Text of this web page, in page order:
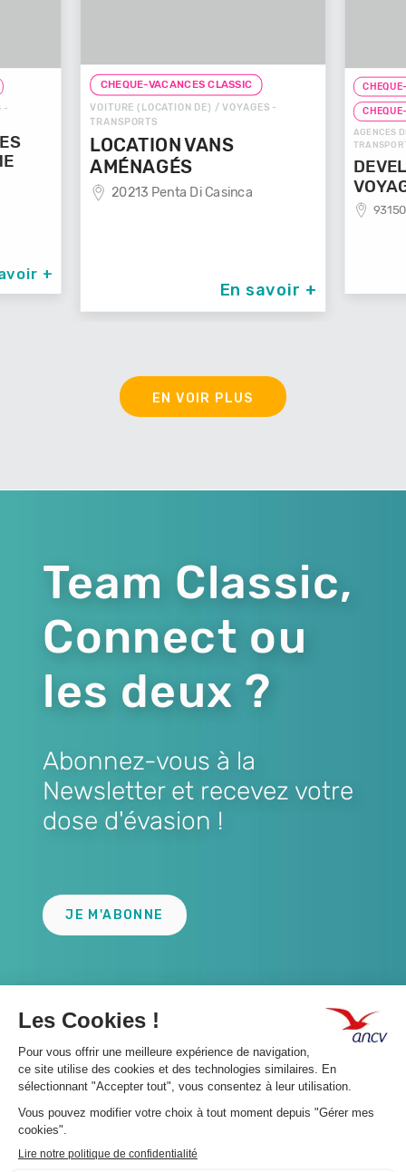
+
CHEQUE-VACANCES CLASSIC
VOITURE (LOCATION DE) / VOYAGES -
TRANSPORTS
LOCATION VANS
AMÉNAGÉS
20213 Penta Di Casinca
En savoir +
CHEQUE-
CHEQUE-
AGENCES DE
TRANSPORTS
93150 Le
EN VOIR PLUS
Team Classic,
Connect ou
les deux ?
Abonnez-vous à la
Newsletter et recevez votre
dose d'évasion !
JE M'ABONNE
A propos 👇